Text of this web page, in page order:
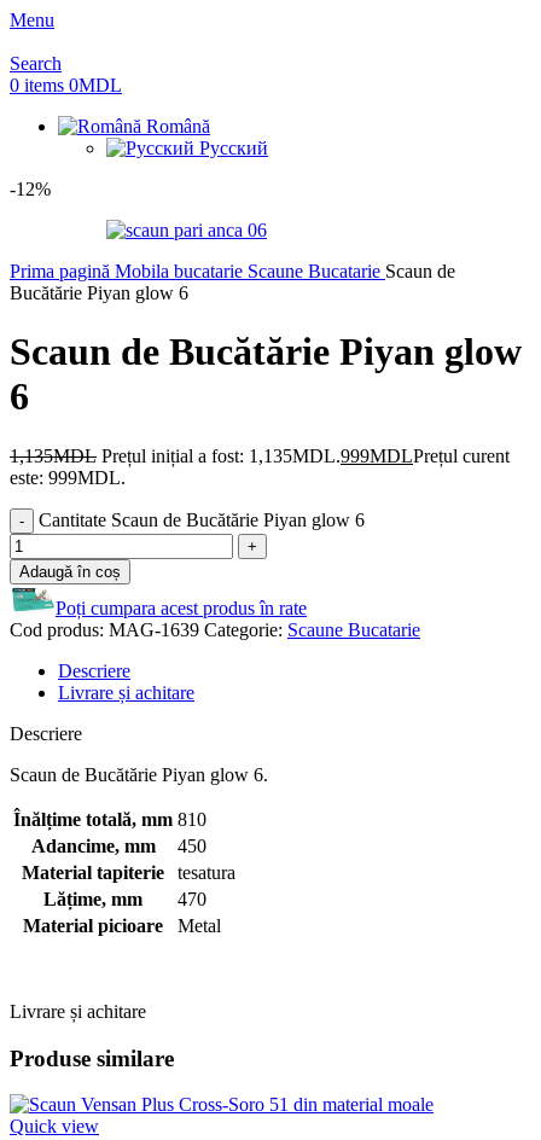
Menu
Search
0 items 0MDL
Română
Русский
-12%
Prima pagină Mobila bucatarie Scaune Bucatarie Scaun de
Bucătărie Piyan glow 6
Scaun de Bucătărie Piyan glow
6
1,135MDL Prețul inițial a fost: 1,135MDL.999MDLPrețul curent
este: 999MDL.
Cantitate Scaun de Bucătărie Piyan glow 6
Adaugă în coș
Poți cumpara acest produs în rate
Cod produs: MAG-1639 Categorie: Scaune Bucatarie
Descriere
Livrare și achitare
Descriere
Scaun de Bucătărie Piyan glow 6.
Înălțime totală, mm 810
Adancime, mm
450
Material tapiterie
tesatura
Lățime, mm
470
Material picioare
Metal
Livrare și achitare
Produse similare
Quick view